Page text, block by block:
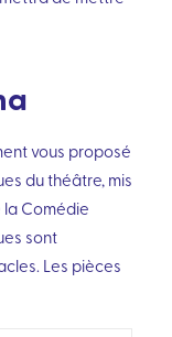
vous proposé
du théâtre, mis
Comédie
sont
Les pièces